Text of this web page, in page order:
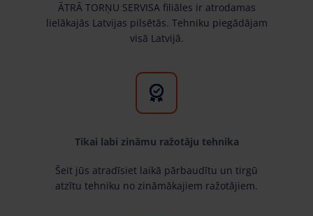
ĀTRĀ TORŅU SERVISA filiāles ir atrodamas
lielākajās Latvijas pilsētās. Tehniku piegādājam
visā Latvijā.
Tikai labi zināmu ražotāju tehnika
Šeit jūs atradīsiet laikā pārbaudītu un tirgū
atzītu tehniku no zināmākajiem ražotājiem.